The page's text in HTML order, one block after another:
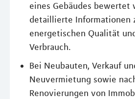
eines Gebäudes bewertet
detaillierte Informationen
energetischen Qualität
Verbrauch.
Bei Neubauten, Verkauf
Neuvermietung sowie
Renovierungen von